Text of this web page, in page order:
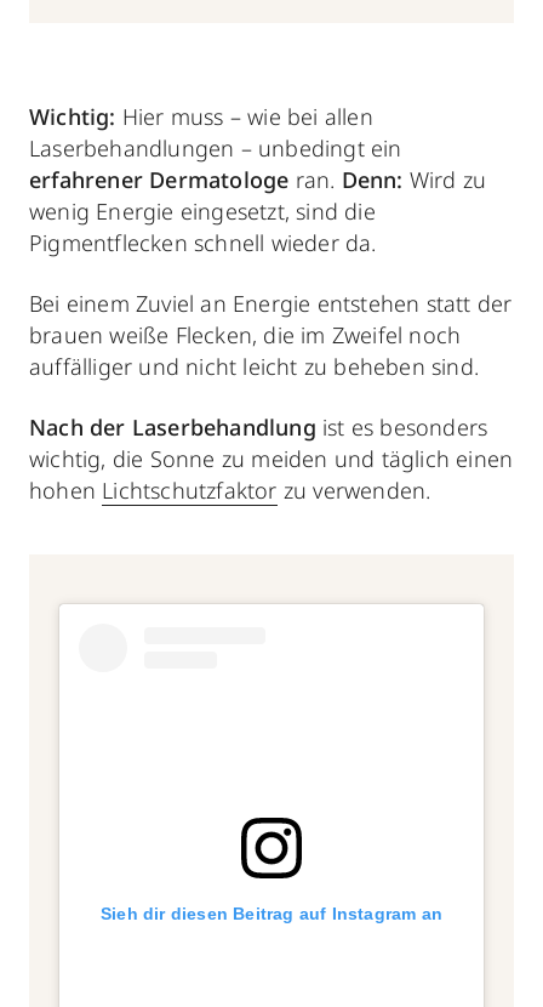
Wichtig: Hier muss – wie bei allen
Laserbehandlungen – unbedingt ein
erfahrener Dermatologe ran. Denn: Wird zu
wenig Energie eingesetzt, sind die
Pigmentflecken schnell wieder da.
Bei einem Zuviel an Energie entstehen statt der
brauen weiße Flecken, die im Zweifel noch
auffälliger und nicht leicht zu beheben sind.
Nach der Laserbehandlung ist es besonders
wichtig, die Sonne zu meiden und täglich einen
hohen Lichtschutzfaktor zu verwenden.
Sieh dir diesen Beitrag auf Instagram an